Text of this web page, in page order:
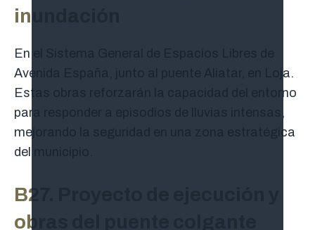
inundación
En el Sistema General de Espacios Libres de
Avenida España, junto al puente Aliatar, en Loja.
Estas obras reforzarán la capacidad del entorno
para responder a episodios de lluvias intensas,
mejorando la seguridad en una zona estratégica
del municipio.
B27. Proyecto de ejecución y
obras del puente colgante